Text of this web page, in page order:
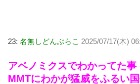
23: 名無しどんぶらこ 2025/07/17(木)
アベノミクスでわかってた事
MMTにわかが猛威をふるい